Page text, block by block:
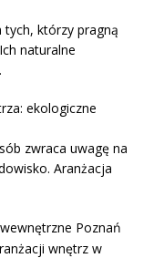
tych, którzy pragną
naturalne
ekologiczne
zwraca uwagę na
Aranżacja
Poznań
wnętrz w